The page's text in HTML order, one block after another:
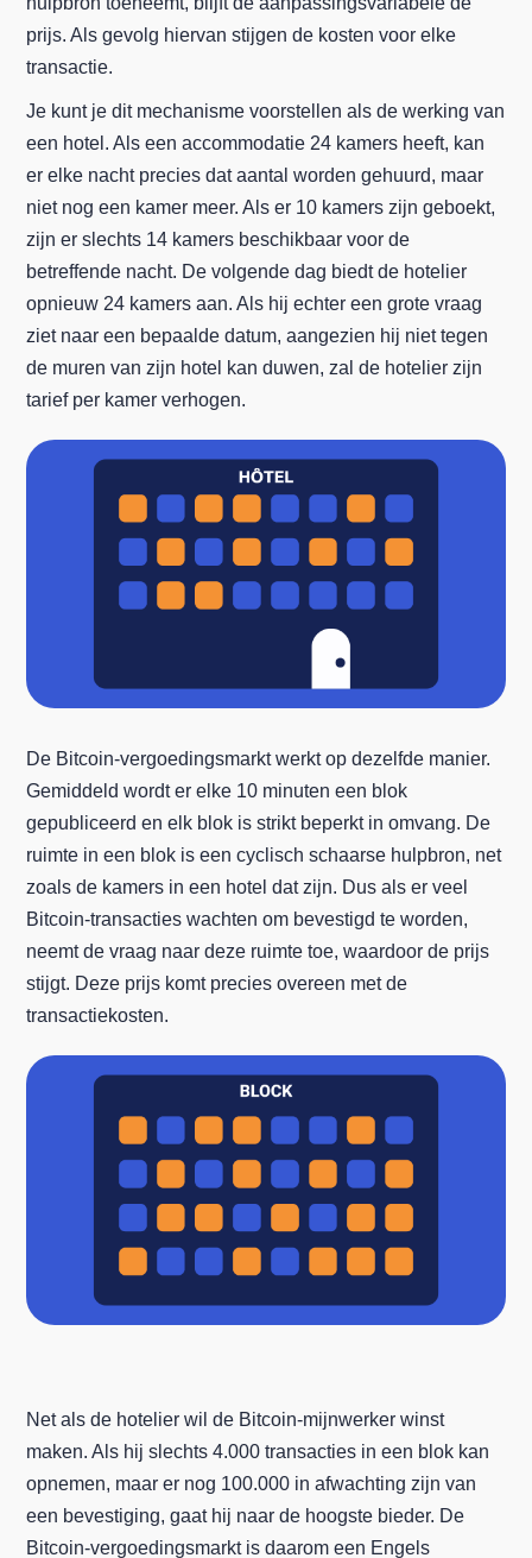
prijs. Als gevolg hiervan stijgen de kosten voor elke
transactie.
Je kunt je dit mechanisme voorstellen als de werking van
een hotel. Als een accommodatie 24 kamers heeft, kan
er elke nacht precies dat aantal worden gehuurd, maar
niet nog een kamer meer. Als er 10 kamers zijn geboekt,
zijn er slechts 14 kamers beschikbaar voor de
betreffende nacht. De volgende dag biedt de hotelier
opnieuw 24 kamers aan. Als hij echter een grote vraag
ziet naar een bepaalde datum, aangezien hij niet tegen
de muren van zijn hotel kan duwen, zal de hotelier zijn
tarief per kamer verhogen.
De Bitcoin-vergoedingsmarkt werkt op dezelfde manier.
Gemiddeld wordt er elke 10 minuten een blok
gepubliceerd en elk blok is strikt beperkt in omvang. De
ruimte in een blok is een cyclisch schaarse hulpbron, net
zoals de kamers in een hotel dat zijn. Dus als er veel
Bitcoin-transacties wachten om bevestigd te worden,
neemt de vraag naar deze ruimte toe, waardoor de prijs
stijgt. Deze prijs komt precies overeen met de
transactiekosten.
Net als de hotelier wil de Bitcoin-mijnwerker winst
maken. Als hij slechts 4.000 transacties in een blok kan
opnemen, maar er nog 100.000 in afwachting zijn van
een bevestiging, gaat hij naar de hoogste bieder. De
Bitcoin-vergoedingsmarkt is daarom een Engels